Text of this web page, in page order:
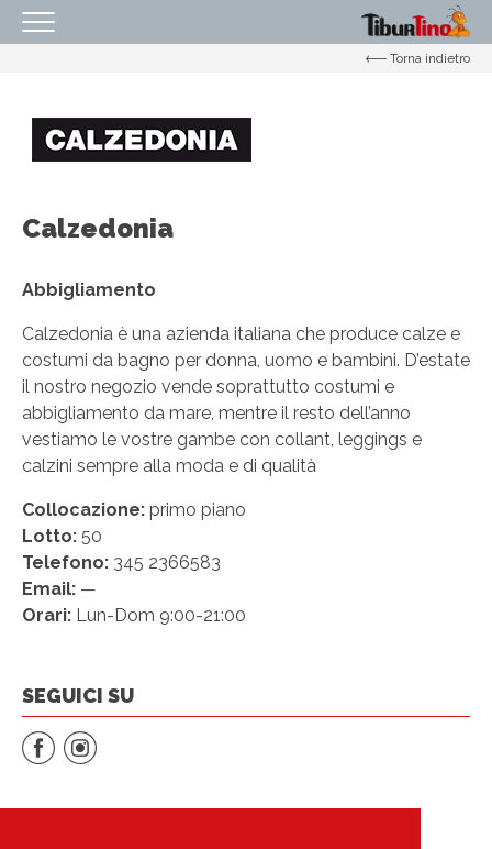
ORARI
PROMOZIONI
NEGOZI
SERVIZI
IL TUO BUSINESS AL CENTRO
CONTATTI
Torna indietro
Calzedonia
Abbigliamento
Calzedonia è una azienda italiana che produce calze e
costumi da bagno per donna, uomo e bambini. D’estate
il nostro negozio vende soprattutto costumi e
abbigliamento da mare, mentre il resto dell’anno
vestiamo le vostre gambe con collant, leggings e
calzini sempre alla moda e di qualità
Collocazione: primo piano
Lotto: 50
Telefono: 345 2366583
Email: —
Orari: Lun-Dom 9:00-21:00
SEGUICI SU